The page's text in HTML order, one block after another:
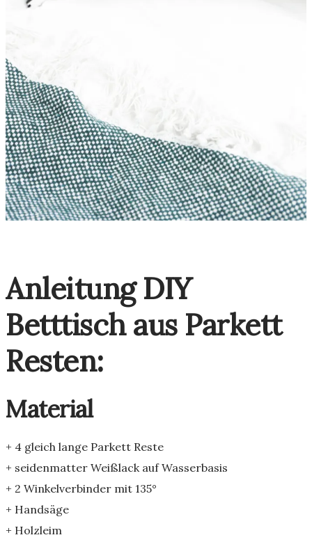
Anleitung DIY
Betttisch aus Parkett
Resten:
Material
+ 4 gleich lange Parkett Reste
+ seidenmatter Weißlack auf Wasserbasis
+ 2 Winkelverbinder mit 135°
+ Handsäge
+ Holzleim